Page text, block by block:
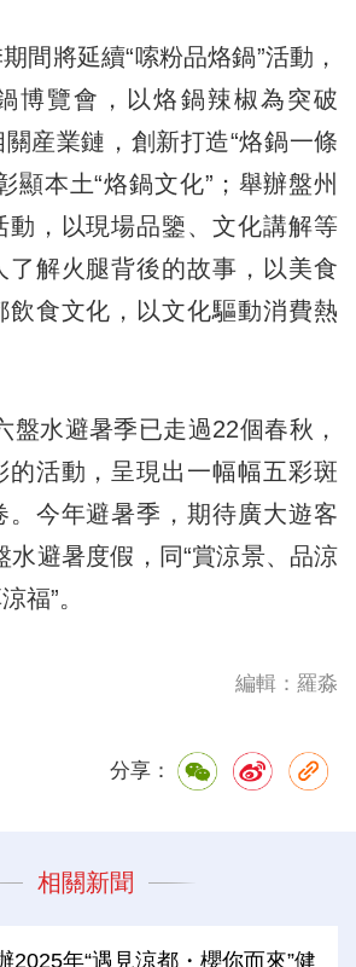
將延續“嗦粉品烙鍋”活動，
博覽會，以烙鍋辣椒為突破
産業鏈，創新打造“烙鍋一條
顯本土“烙鍋文化”；舉辦盤州
動，以現場品鑒、文化講解等
了解火腿背後的故事，以美食
飲食文化，以文化驅動消費熱
水避暑季已走過22個春秋，
的活動，呈現出一幅幅五彩斑
。今年避暑季，期待廣大遊客
水避暑度假，同“賞涼景、品涼
福”。
編輯：羅淼
分享：
相關新聞
2025年“遇見涼都・櫻你而來”健